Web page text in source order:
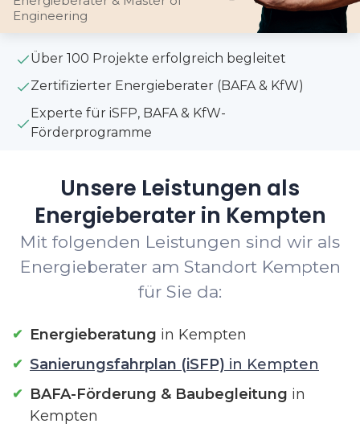
Engineering
Über 100 Projekte erfolgreich begleitet
Zertifizierter Energieberater (BAFA & KfW)
Experte für iSFP, BAFA & KfW-
Förderprogramme
Unsere Leistungen als
Energieberater in Kempten
Mit folgenden Leistungen sind wir als
Energieberater am Standort Kempten
für Sie da:
Energieberatung in Kempten
Sanierungsfahrplan (iSFP) in Kempten
BAFA-Förderung & Baubegleitung in
Kempten